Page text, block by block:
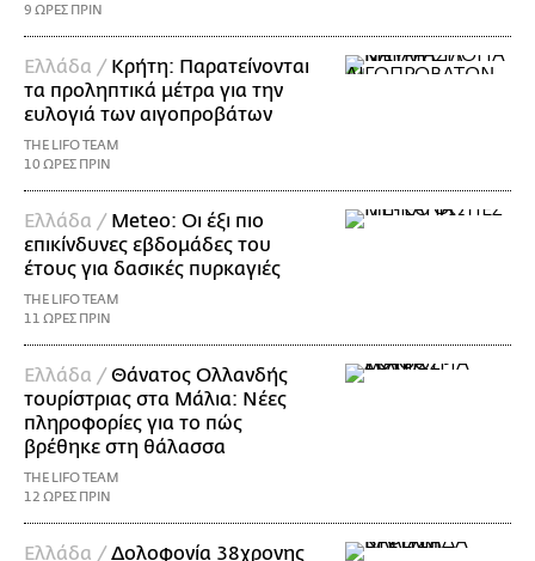
9 ΩΡΕΣ ΠΡΙΝ
Ελλάδα / Κρήτη: Παρατείνονται
τα προληπτικά μέτρα για την
ευλογιά των αιγοπροβάτων
THE LIFO TEAM
10 ΩΡΕΣ ΠΡΙΝ
Ελλάδα / Meteo: Οι έξι πιο
επικίνδυνες εβδομάδες του
έτους για δασικές πυρκαγιές
THE LIFO TEAM
11 ΩΡΕΣ ΠΡΙΝ
Ελλάδα /Θάνατος Ολλανδής
τουρίστριας στα Μάλια: Νέες
πληροφορίες για το πώς
βρέθηκε στη θάλασσα
THE LIFO TEAM
12 ΩΡΕΣ ΠΡΙΝ
Ελλάδα /Δολοφονία 38χρονης